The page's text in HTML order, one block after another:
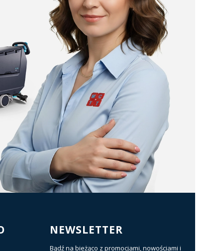
NEWSLETTER
Bądź na bieżąco z promocjami, nowościami i